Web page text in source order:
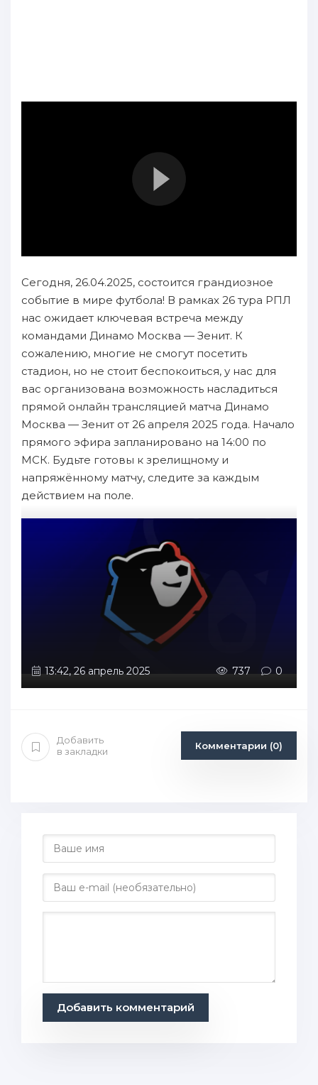
Сегодня, 26.04.2025, состоится грандиозное
событие в мире футбола! В рамках 26 тура РПЛ
нас ожидает ключевая встреча между
командами Динамо Москва — Зенит. К
сожалению, многие не смогут посетить
стадион, но не стоит беспокоиться, у нас для
вас организована возможность насладиться
прямой онлайн трансляцией матча Динамо
Москва — Зенит от 26 апреля 2025 года. Начало
прямого эфира запланировано на 14:00 по
МСК. Будьте готовы к зрелищному и
напряжённому матчу, следите за каждым
действием на поле.
13:42, 26 апрель 2025 737 0
Добавить
в закладки
Комментарии (0)
Добавить комментарий